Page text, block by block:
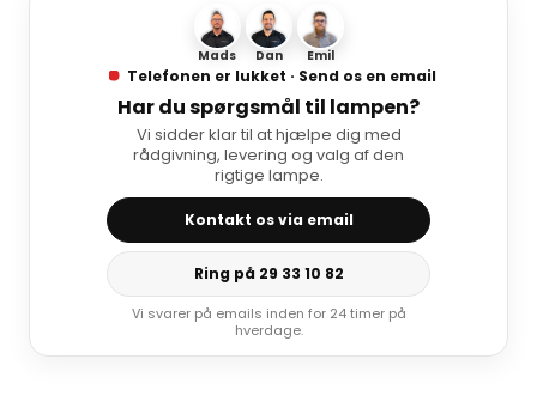
Mads Dan Emil
Telefonen er lukket · Send os en email
Har du spørgsmål til lampen?
Vi sidder klar til at hjælpe dig med
rådgivning, levering og valg af den
rigtige lampe.
Kontakt os via email
Ring på 29 33 10 82
Vi svarer på emails inden for 24 timer på
hverdage.